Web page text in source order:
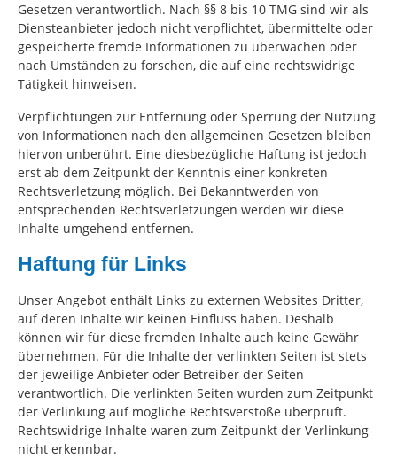
Gesetzen verantwortlich. Nach §§ 8 bis 10 TMG sind wir als
Diensteanbieter jedoch nicht verpflichtet, übermittelte oder
gespeicherte fremde Informationen zu überwachen oder
nach Umständen zu forschen, die auf eine rechtswidrige
Tätigkeit hinweisen.
Verpflichtungen zur Entfernung oder Sperrung der Nutzung
von Informationen nach den allgemeinen Gesetzen bleiben
hiervon unberührt. Eine diesbezügliche Haftung ist jedoch
erst ab dem Zeitpunkt der Kenntnis einer konkreten
Rechtsverletzung möglich. Bei Bekanntwerden von
entsprechenden Rechtsverletzungen werden wir diese
Inhalte umgehend entfernen.
Haftung für Links
Unser Angebot enthält Links zu externen Websites Dritter,
auf deren Inhalte wir keinen Einfluss haben. Deshalb
können wir für diese fremden Inhalte auch keine Gewähr
übernehmen. Für die Inhalte der verlinkten Seiten ist stets
der jeweilige Anbieter oder Betreiber der Seiten
verantwortlich. Die verlinkten Seiten wurden zum Zeitpunkt
der Verlinkung auf mögliche Rechtsverstöße überprüft.
Rechtswidrige Inhalte waren zum Zeitpunkt der Verlinkung
nicht erkennbar.